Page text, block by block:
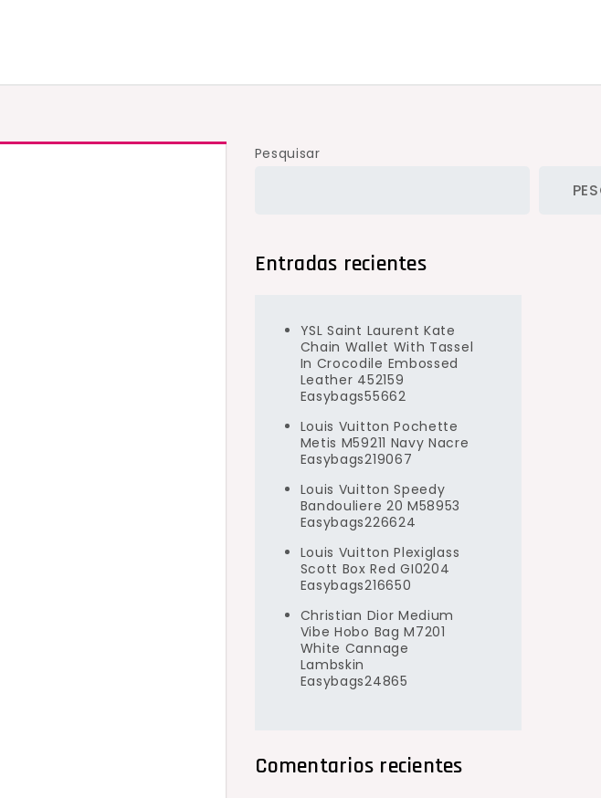
Pesquisar
Entradas recientes
YSL Saint Laurent Kate
Chain Wallet With Tassel
In Crocodile Embossed
Leather 452159
Easybags55662
Louis Vuitton Pochette
Metis M59211 Navy Nacre
Easybags219067
Louis Vuitton Speedy
Bandouliere 20 M58953
Easybags226624
Louis Vuitton Plexiglass
Scott Box Red GI0204
Easybags216650
Christian Dior Medium
Vibe Hobo Bag M7201
White Cannage
Lambskin
Easybags24865
Comentarios recientes